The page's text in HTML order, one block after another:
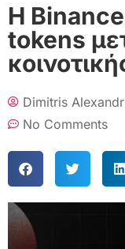
Η
tokens
Dimitris
No Comments